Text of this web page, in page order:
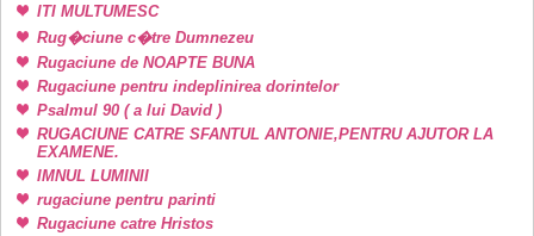
ITI MULTUMESC
Rug�ciune c�tre Dumnezeu
Rugaciune de NOAPTE BUNA
Rugaciune pentru indeplinirea dorintelor
Psalmul 90 ( a lui David )
RUGACIUNE CATRE SFANTUL ANTONIE,PENTRU AJUTOR LA
EXAMENE.
IMNUL LUMINII
rugaciune pentru parinti
Rugaciune catre Hristos